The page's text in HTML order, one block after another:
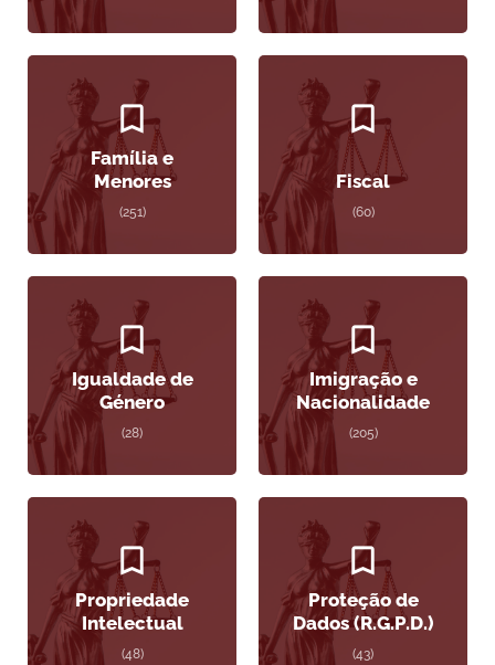
Família e
Menores
(251)
Fiscal
(60)
Igualdade de
Género
(28)
Imigração e
Nacionalidade
(205)
Propriedade
Intelectual
(48)
Proteção de
Dados (R.G.P.D.)
(43)